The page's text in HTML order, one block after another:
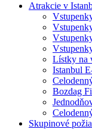
Atrakcie v
Lístky na
Istanbul
Bozdag
Skupinové